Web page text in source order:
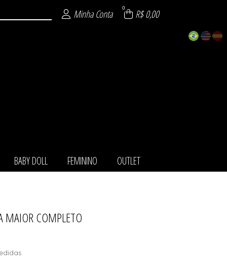
Minha Conta 0 R$ 0,00
BABY DOLL FEMININO OUTLET
MAIOR COMPLETO